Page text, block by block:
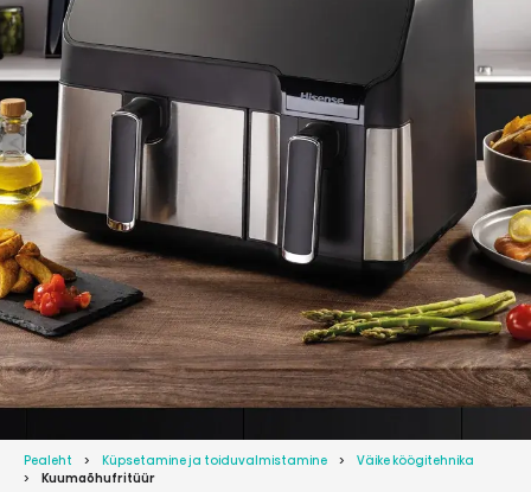
Pealeht Küpsetamine ja toiduvalmistamine
Väike köögitehnika
Kuumaõhufritüür